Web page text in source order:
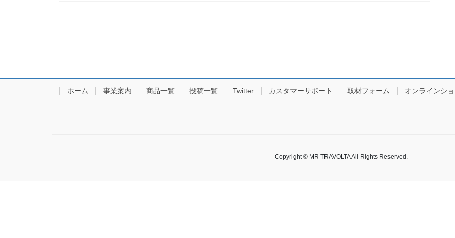
ホーム 事業案内 商品一覧 投稿一覧 Twitter カスタマーサポート 取材フォーム オンラインシ
Copyright © MR TRAVOLTA All Rights Reserved.